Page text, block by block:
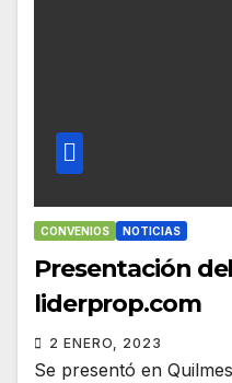
CONVENIOS NOTICIAS
Presentación
liderprop.com
2 ENERO, 2023
Se presentó en